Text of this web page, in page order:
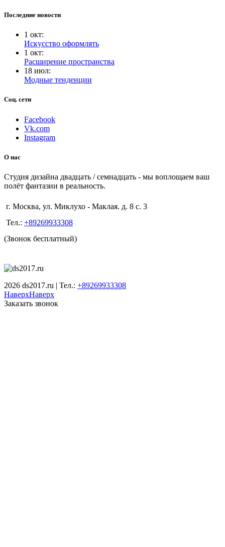
Последние новости
1 окт:
Искусство оформлять
1 окт:
Расширение пространства
18 июл:
Модные тенденции
Соц. сети
Facebook
Vk.com
Instagram
О нас
Студия дизайна двадцать / семнадцать - мы воплощаем ваш
полёт фантазии в реальность.
г. Москва, ул. Миклухо - Маклая. д. 8 с. 3
Тел.: +89269933308
(Звонок бесплатный)
2026 ds2017.ru | Тел.: +89269933308
НаверхНаверх
Заказать звонок